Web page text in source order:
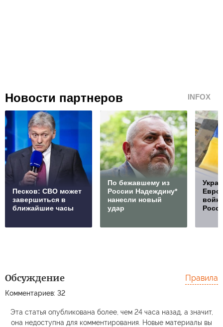
Новости партнеров INFOX
Песков: СВО может
завершиться в
ближайшие часы
По бежавшему из
России Надеждину*
нанесли новый
удар
Обсуждение
Комментариев: 32
Правила
Эта статья опубликована более, чем 24 часа назад, а значит,
она недоступна для комментирования. Новые материалы вы